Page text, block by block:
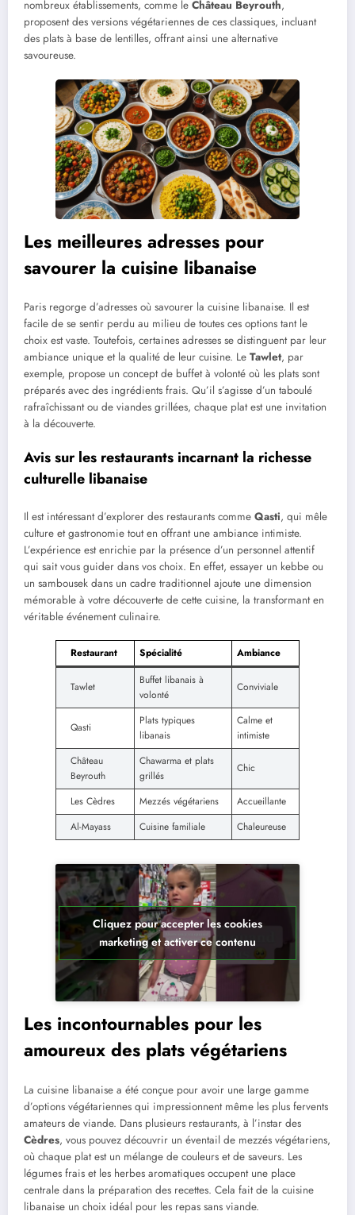
nombreux établissements, comme le Château Beyrouth,
proposent des versions végétariennes de ces classiques, incluant
des plats à base de lentilles, offrant ainsi une alternative
savoureuse.
Les meilleures adresses pour
savourer la cuisine libanaise
Paris regorge d’adresses où savourer la cuisine libanaise. Il est
facile de se sentir perdu au milieu de toutes ces options tant le
choix est vaste. Toutefois, certaines adresses se distinguent par leur
ambiance unique et la qualité de leur cuisine. Le Tawlet, par
exemple, propose un concept de buffet à volonté où les plats sont
préparés avec des ingrédients frais. Qu’il s’agisse d’un taboulé
rafraîchissant ou de viandes grillées, chaque plat est une invitation
à la découverte.
Avis sur les restaurants incarnant la richesse
culturelle libanaise
Il est intéressant d’explorer des restaurants comme Qasti, qui mêle
culture et gastronomie tout en offrant une ambiance intimiste.
L’expérience est enrichie par la présence d’un personnel attentif
qui sait vous guider dans vos choix. En effet, essayer un kebbe ou
un sambousek dans un cadre traditionnel ajoute une dimension
mémorable à votre découverte de cette cuisine, la transformant en
véritable événement culinaire.
Restaurant Spécialité Ambiance
Tawlet
Buffet libanais à
volonté
Conviviale
Qasti
Plats typiques
libanais
Calme et
intimiste
Château
Beyrouth
Chawarma et plats
grillés
Chic
Les Cèdres Mezzés végétariens
Accueillante
Al-Mayass
Cuisine familiale Chaleureuse
Cliquez pour accepter les cookies
marketing et activer ce contenu
Les incontournables pour les
amoureux des plats végétariens
La cuisine libanaise a été conçue pour avoir une large gamme
d’options végétariennes qui impressionnent même les plus fervents
amateurs de viande. Dans plusieurs restaurants, à l’instar des
Cèdres, vous pouvez découvrir un éventail de mezzés végétariens,
où chaque plat est un mélange de couleurs et de saveurs. Les
légumes frais et les herbes aromatiques occupent une place
centrale dans la préparation des recettes. Cela fait de la cuisine
libanaise un choix idéal pour les repas sans viande.